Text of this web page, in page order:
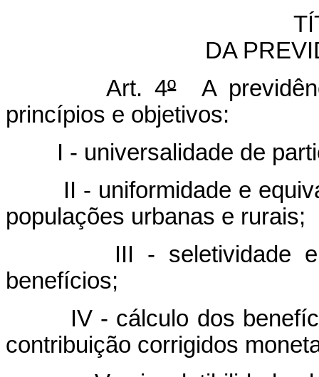
DA
Art. 4ºA
princípios e objetivos:
I - universalidade de
II - uniformidade e
populações urbanas e rurais;
III - seletividade
benefícios;
IV - cálculo dos
contribuição corrigidos